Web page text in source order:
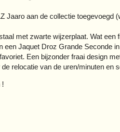
Jaaro aan de collectie toegevoegd
met zwarte wijzerplaat. Wat een
Jaquet Droz Grande Seconde
Een bijzonder fraai design
relocatie van de uren/minuten en
!